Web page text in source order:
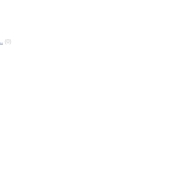
(0)